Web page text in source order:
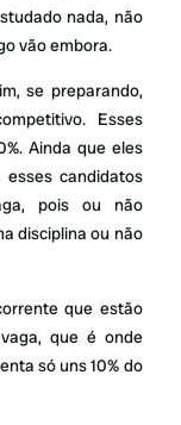
nada, não
vão embora.
se preparando,
Esses
Ainda que eles
candidatos
pois ou não
disciplina ou não
que estão
que é onde
só uns 10% do